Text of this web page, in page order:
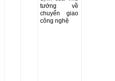
tướng về
chuyển giao
công nghệ